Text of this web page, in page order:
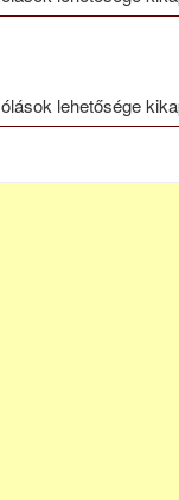
lehetősége